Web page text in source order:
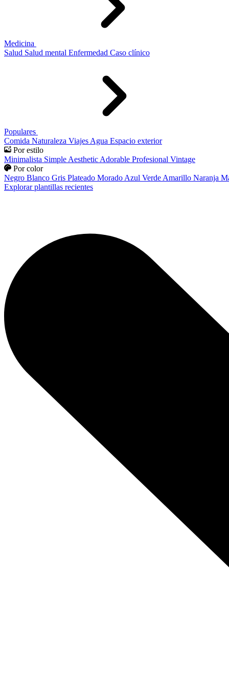
Medicina
Salud Salud mental Enfermedad Caso clínico
Populares
Comida Naturaleza Viajes Agua Espacio exterior
Por estilo
Minimalista Simple Aesthetic Adorable Profesional Vintage
Por color
Negro Blanco Gris Plateado Morado Azul Verde Amarillo Naranja
Explorar plantillas recientes